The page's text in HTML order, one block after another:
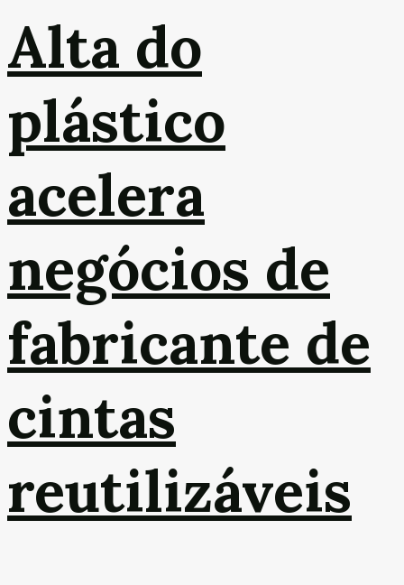
Alta do
plástico
acelera
negócios de
fabricante de
cintas
reutilizáveis